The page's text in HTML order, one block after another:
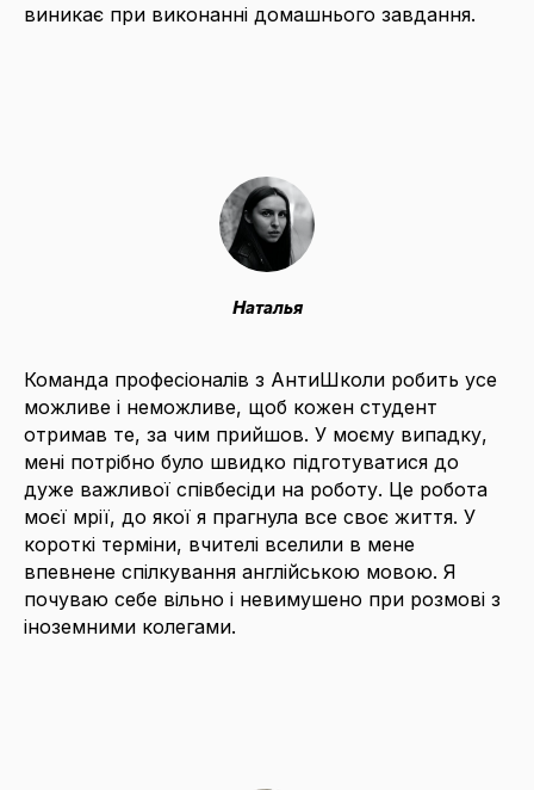
виникає при виконанні домашнього завдання.
Наталья
Команда професіоналів з АнтиШколи робить усе
можливе і неможливе, щоб кожен студент
отримав те, за чим прийшов. У моєму випадку,
мені потрібно було швидко підготуватися до
дуже важливої співбесіди на роботу. Це робота
моєї мрії, до якої я прагнула все своє життя. У
короткі терміни, вчителі вселили в мене
впевнене спілкування англійською мовою. Я
почуваю себе вільно і невимушено при розмові з
іноземними колегами.